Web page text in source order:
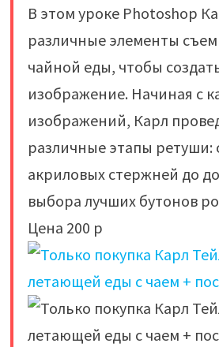
В этом уроке Photoshop
различные элементы
чайной еды, чтобы
изображение. Начиная с
изображений, Карл
различные этапы ретуши:
акриловых стержней до
выбора лучших бутонов
Цена 200 р